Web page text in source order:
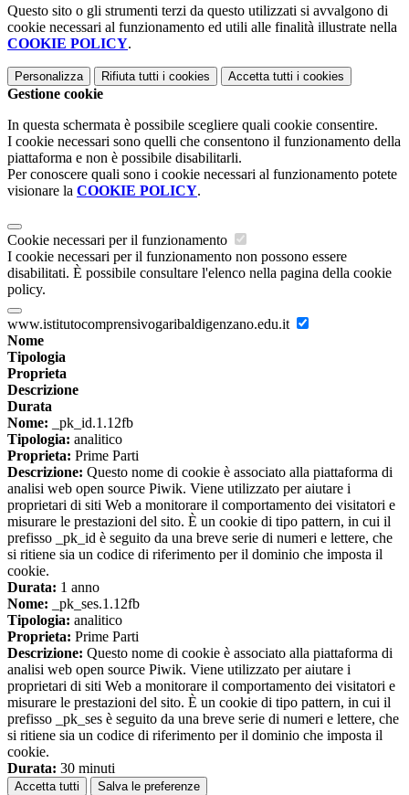
Questo sito o gli strumenti terzi da questo utilizzati si avvalgono di
cookie necessari al funzionamento ed utili alle finalità illustrate nella
COOKIE POLICY.
Personalizza Rifiuta tutti i cookies Accetta tutti i cookies
Gestione cookie
In questa schermata è possibile scegliere quali cookie consentire.
I cookie necessari sono quelli che consentono il funzionamento della
piattaforma e non è possibile disabilitarli.
Per conoscere quali sono i cookie necessari al funzionamento potete
visionare la COOKIE POLICY.
Cookie necessari per il funzionamento
I cookie necessari per il funzionamento non possono essere
disabilitati. È possibile consultare l'elenco nella pagina della cookie
policy.
www.istitutocomprensivogaribaldigenzano.edu.it
Nome
Tipologia
Proprieta
Descrizione
Durata
Nome: _pk_id.1.12fb
Tipologia: analitico
Proprieta: Prime Parti
Descrizione: Questo nome di cookie è associato alla piattaforma di
analisi web open source Piwik. Viene utilizzato per aiutare i
proprietari di siti Web a monitorare il comportamento dei visitatori e
misurare le prestazioni del sito. È un cookie di tipo pattern, in cui il
prefisso _pk_id è seguito da una breve serie di numeri e lettere, che
si ritiene sia un codice di riferimento per il dominio che imposta il
cookie.
Durata: 1 anno
Nome: _pk_ses.1.12fb
Tipologia: analitico
Proprieta: Prime Parti
Descrizione: Questo nome di cookie è associato alla piattaforma di
analisi web open source Piwik. Viene utilizzato per aiutare i
proprietari di siti Web a monitorare il comportamento dei visitatori e
misurare le prestazioni del sito. È un cookie di tipo pattern, in cui il
prefisso _pk_ses è seguito da una breve serie di numeri e lettere, che
si ritiene sia un codice di riferimento per il dominio che imposta il
cookie.
Durata: 30 minuti
Accetta tutti Salva le preferenze